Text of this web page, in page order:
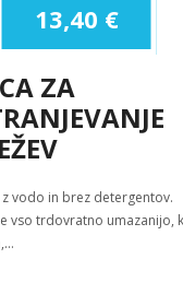
ZA
13,40 €
vodo in brez detergentov.
vso trdovratno umazanijo,